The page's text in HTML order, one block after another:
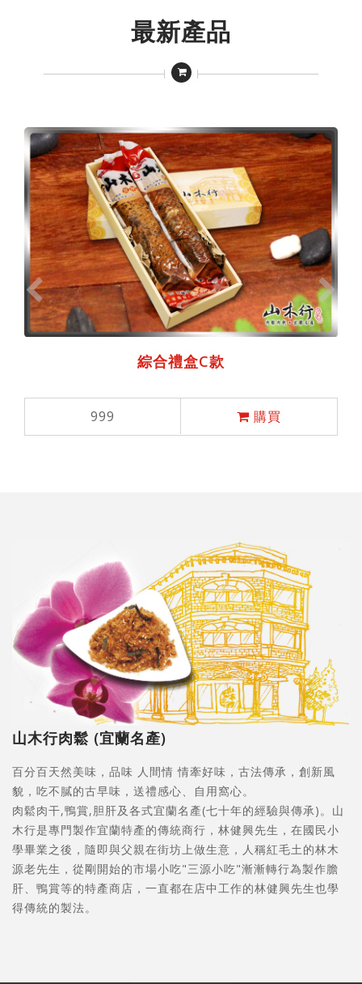
最新產品
綜合禮盒C款
999 購買
山木行肉鬆 (宜蘭名產)
百分百天然美味，品味 人間情 情牽好味，古法傳承，創新風
貌，吃不膩的古早味，送禮感心、自用窩心。
肉鬆肉干,鴨賞,胆肝及各式宜蘭名產(七十年的經驗與傳承)。山
木行是專門製作宜蘭特產的傳統商行，林健興先生，在國民小
學畢業之後，隨即與父親在街坊上做生意，人稱紅毛土的林木
源老先生，從剛開始的市場小吃"三源小吃"漸漸轉行為製作膽
肝、鴨賞等的特產商店，一直都在店中工作的林健興先生也學
得傳統的製法。